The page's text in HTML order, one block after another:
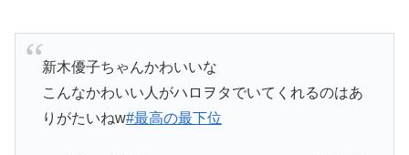
新木優子ちゃんかわいいな
こんなかわいい人がハロヲタでいてくれるのはあ
りがたいねw#最高の最下位